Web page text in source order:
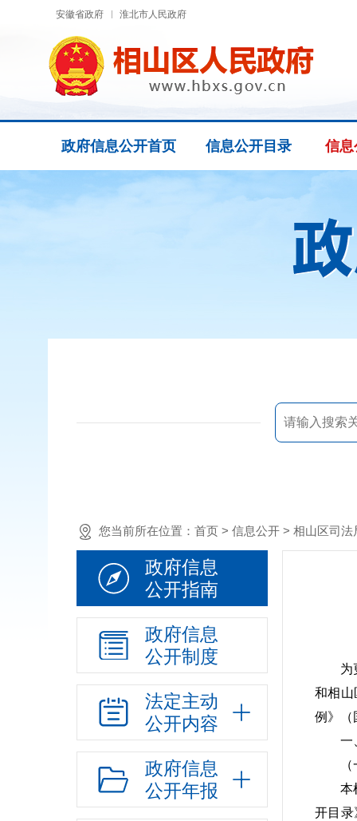
安徽省政府 淮北市人民政府
政府信息公开首页 信息公开目录 信息
您当前所在位置： 首页 > 信息公开 > 相山区司
政府信息
公开指南
政府信息
公开制度
法定主动
公开内容
政府信息
公开年报
为
和相山
例》（
一
本
开目录